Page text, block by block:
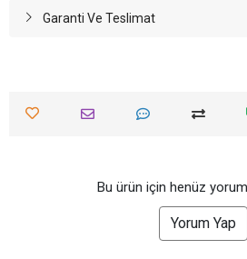
Garanti Ve Teslimat
Bu ürün için henüz yorum
Yorum Yap